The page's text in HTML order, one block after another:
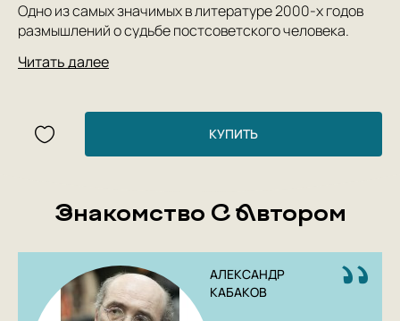
Одно из самых значимых в литературе 2000-х годов
размышлений о судьбе постсоветского человека.
Аннотация
Александр Кабаков (1943—2020) — прозаик,
журналист, драматург; автор нашумевшего
'Невозвращенца', изящного 'Беглеца', ироничных
переведены во многих странах мира.
Роман 'Всё поправимо. Хроники частной жизни'
удостоен премии 'Большая книга'.
Жизнь героя романа 'Всё поправимо' Михаила
Читать далее
КУПИТЬ
Знакомство С Автором
АЛЕКСАНДР
КАБАКОВ